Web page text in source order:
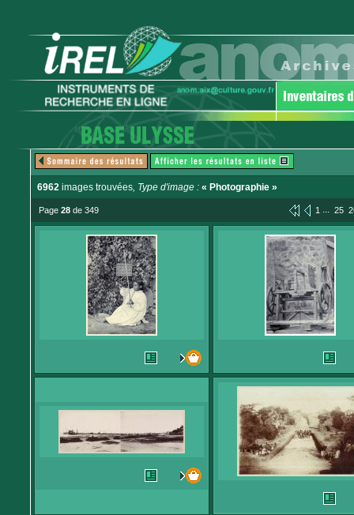
6962 images trouvées, Type d'image : « Photographie »
Page 28 de 349 1 ... 25